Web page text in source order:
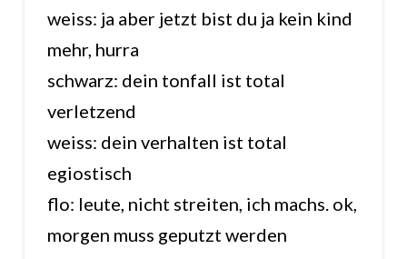
weiss: ja aber jetzt bist du ja kein kind
mehr, hurra
schwarz: dein tonfall ist total
verletzend
weiss: dein verhalten ist total
egiostisch
flo: leute, nicht streiten, ich machs. ok,
morgen muss geputzt werden